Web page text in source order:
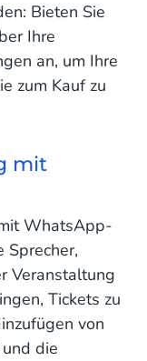
Bieten Sie
Ihre
an, um Ihre
zum Kauf zu
mit
WhatsApp-
Sprecher,
Veranstaltung
Tickets zu
von
die